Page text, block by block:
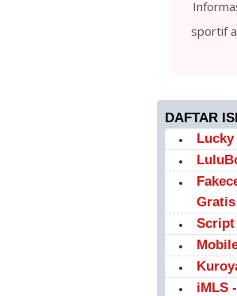
sportif
DAFTAR ISI
Gratis
Script
iMLS